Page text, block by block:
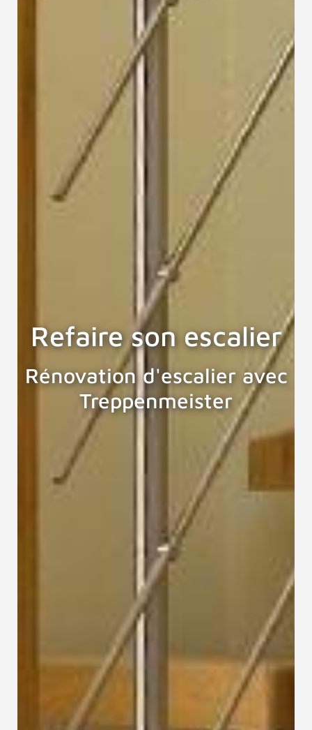
Refaire son escalier
Rénovation d'escalier avec
Treppenmeister